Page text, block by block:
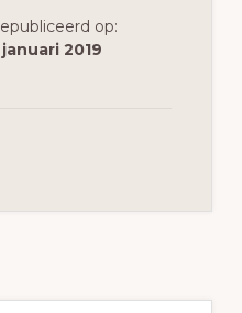
op:
2019